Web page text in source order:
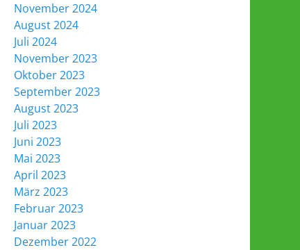
November 2024
August 2024
Juli 2024
November 2023
Oktober 2023
September 2023
August 2023
Juli 2023
Juni 2023
Mai 2023
April 2023
März 2023
Februar 2023
Januar 2023
Dezember 2022